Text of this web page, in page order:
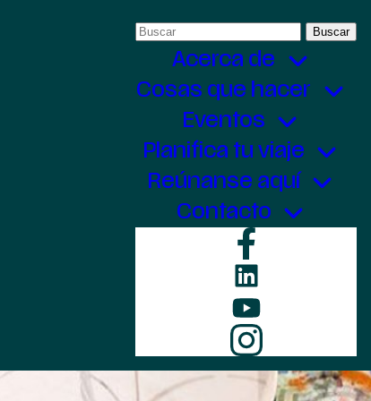
Buscar:
Acerca de
Cosas que hacer
Eventos
Planifica tu viaje
Reúnanse aquí
Contacto
Facebook
LinkedIn
YouTube
Instagram